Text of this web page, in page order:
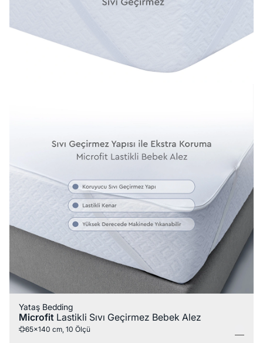
Yataş Bedding
Microfit Lastikli Sıvı Geçirmez Bebek Alez
65x140 cm, 10 Ölçü